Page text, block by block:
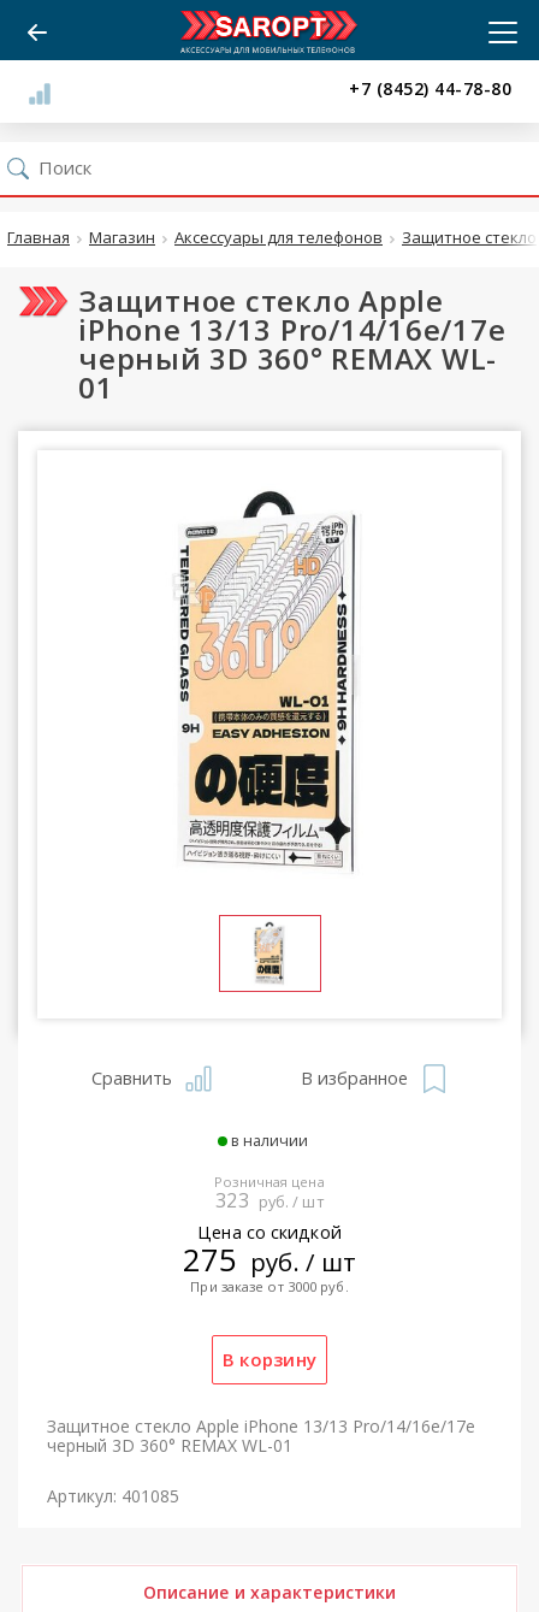
+7 (8452) 44-78-80
Главная Магазин Аксессуары для телефонов Защитное стекло
Защитное стекло Apple
iPhone 13/13 Pro/14/16e/17e
черный 3D 360° REMAX WL-
01
Сравнить В избранное
в наличии
Розничная цена
323 руб. / шт
Цена со скидкой
275 руб. / шт
При заказе от 3000 руб.
Защитное стекло Apple iPhone 13/13 Pro/14/16e/17e
черный 3D 360° REMAX WL-01
Артикул: 401085
Описание и характеристики